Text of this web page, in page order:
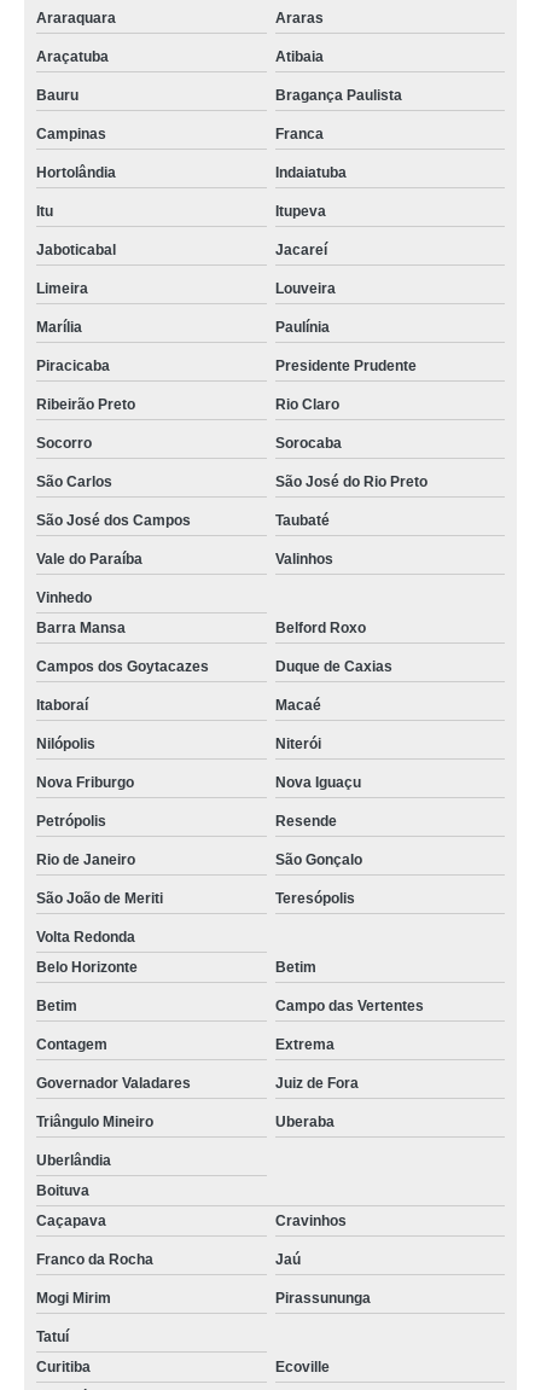
Araraquara Araras
Araçatuba Atibaia
Bauru Bragança Paulista
Campinas Franca
Hortolândia Indaiatuba
Itu Itupeva
Jaboticabal Jacareí
Limeira Louveira
Marília Paulínia
Piracicaba Presidente Prudente
Ribeirão Preto Rio Claro
Socorro Sorocaba
São Carlos São José do Rio Preto
São José dos Campos Taubaté
Vale do Paraíba Valinhos
Vinhedo
Barra Mansa
Belford Roxo
Campos dos Goytacazes Duque de Caxias
Itaboraí Macaé
Nilópolis Niterói
Nova Friburgo Nova Iguaçu
Petrópolis Resende
Rio de Janeiro São Gonçalo
São João de Meriti Teresópolis
Volta Redonda
Belo Horizonte
Betim
Betim Campo das Vertentes
Contagem Extrema
Governador Valadares Juiz de Fora
Triângulo Mineiro Uberaba
Uberlândia
Boituva
Caçapava
Cravinhos
Franco da Rocha Jaú
Mogi Mirim Pirassununga
Tatuí
Curitiba
Ecoville